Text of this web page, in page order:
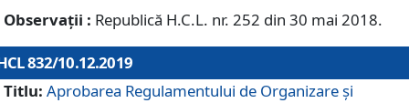
Observații : Republică H.C.L. nr. 252 din 30 mai 2018.
832/10.12.2019
Titlu: Aprobarea Regulamentului de Organizare și